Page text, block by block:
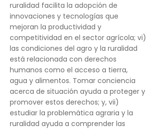
ruralidad facilita la adopción de
innovaciones y tecnologías que
mejoran la productividad y
competitividad en el sector agrícola; vi)
las condiciones del agro y la ruralidad
está relacionada con derechos
humanos como el acceso a tierra,
agua y alimentos. Tomar conciencia
acerca de situación ayuda a proteger y
promover estos derechos; y, vii)
estudiar la problemática agraria y la
ruralidad ayuda a comprender las